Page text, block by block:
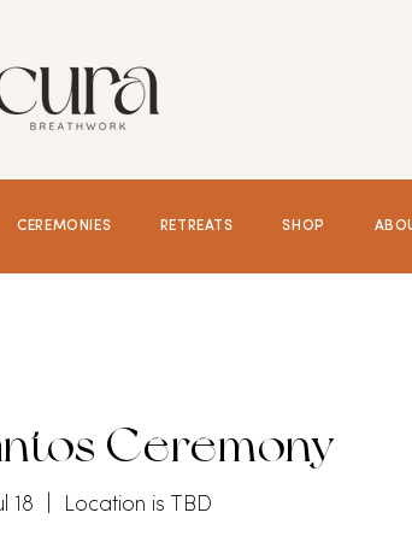
CEREMONIES RETREATS SHOP
Ceremony
18 Location is TBD